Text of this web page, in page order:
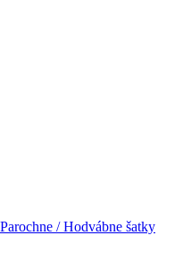
/ Hodvábne šatky